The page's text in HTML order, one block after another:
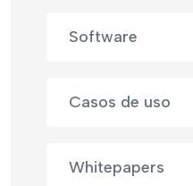
Software
Casos de uso
Whitepapers